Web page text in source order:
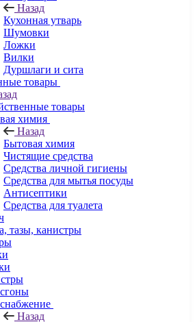
Назад
Кухонная утварь
Шумовки
Ложки
Вилки
Дуршлаги и сита
товары
товары
химия
Назад
Бытовая химия
Чистящие средства
Средства личной гигиены
Средства для мытья посуды
Антисептики
Средства для туалета
тазы, канистры
Назад